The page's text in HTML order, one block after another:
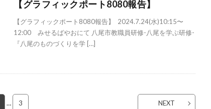
【グラフィックポート8080報告】
【グラフィックポート8080報告】 2024.7.24(水)10:15〜
12:00 みせるばやおにて 八尾市教職員研修-八尾を学ぶ研修-
『八尾のものづくりを学 […]
… 3 NEXT